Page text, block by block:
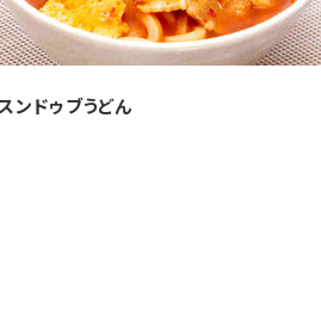
ンドゥブうどん